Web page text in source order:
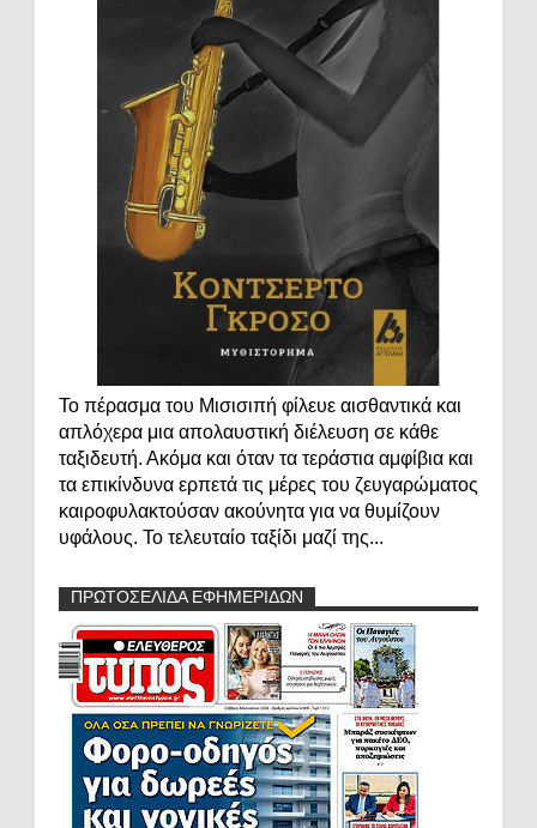
Το πέρασμα του Μισισιπή φίλευε αισθαντικά και
απλόχερα μια απολαυστική διέλευση σε κάθε
ταξιδευτή. Ακόμα και όταν τα τεράστια αμφίβια και
τα επικίνδυνα ερπετά τις μέρες του ζευγαρώματος
καιροφυλακτούσαν ακούνητα για να θυμίζουν
υφάλους. Το τελευταίο ταξίδι μαζί της...
ΠΡΩΤΟΣΕΛΙΔΑ ΕΦΗΜΕΡΙΔΩΝ